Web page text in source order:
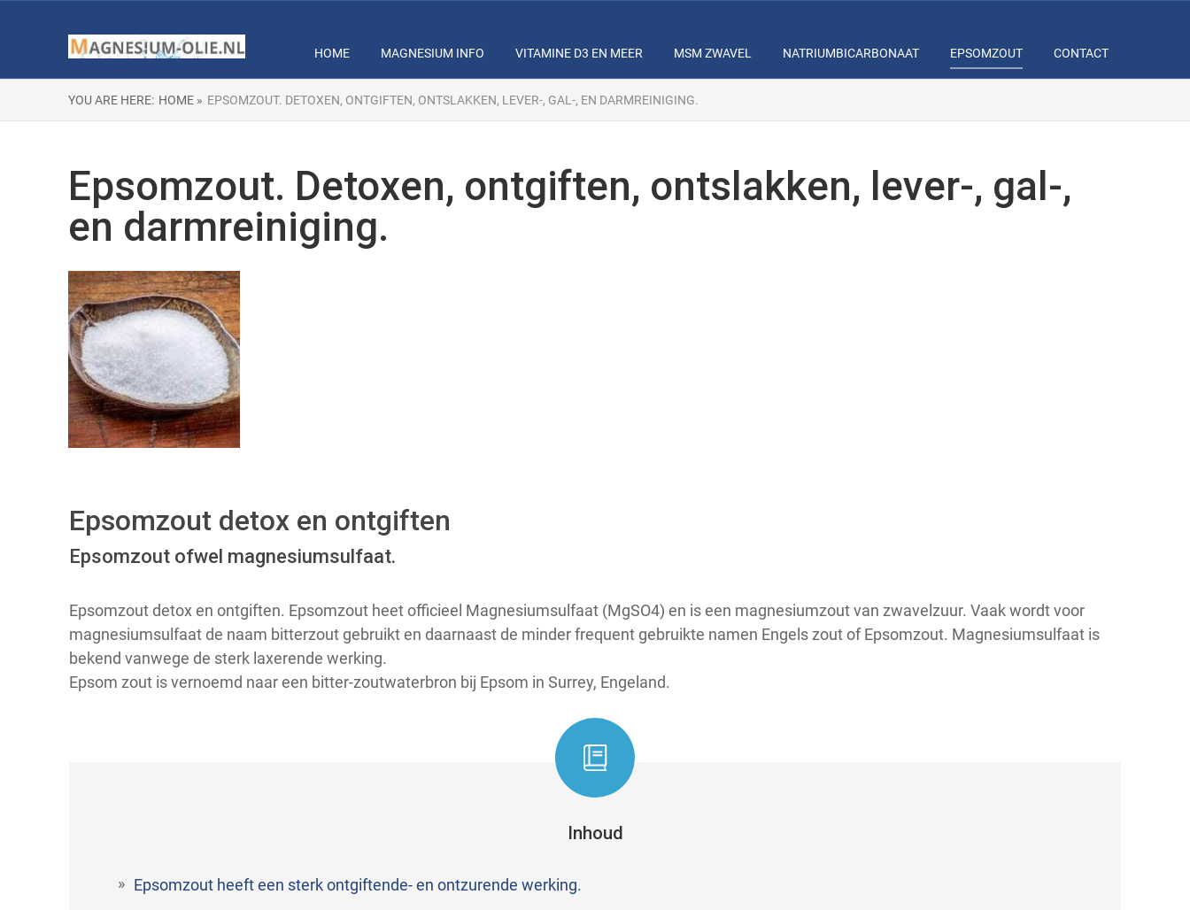
HOME MAGNESIUM INFO VITAMINE D3 EN MEER MSM ZWAVEL NATRIUMBICARBONAAT EPSOMZOUT CONTACT
YOU ARE HERE: HOME » EPSOMZOUT. DETOXEN, ONTGIFTEN, ONTSLAKKEN, LEVER-, GAL-, EN DARMREINIGING.
Epsomzout. Detoxen, ontgiften, ontslakken, lever-, gal-,
en darmreiniging.
Epsomzout detox en ontgiften
Epsomzout ofwel magnesiumsulfaat.
Epsomzout detox en ontgiften. Epsomzout heet officieel Magnesiumsulfaat (MgSO4) en is een magnesiumzout van zwavelzuur. Vaak wordt voor
magnesiumsulfaat de naam bitterzout gebruikt en daarnaast de minder frequent gebruikte namen Engels zout of Epsomzout. Magnesiumsulfaat is
bekend vanwege de sterk laxerende werking.
Epsom zout is vernoemd naar een bitter-zoutwaterbron bij Epsom in Surrey, Engeland.
Inhoud
Epsomzout heeft een sterk ontgiftende- en ontzurende werking.